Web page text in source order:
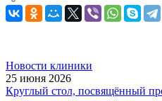
Новости клиники
25 июня 2026
Круглый стол, посвящённый